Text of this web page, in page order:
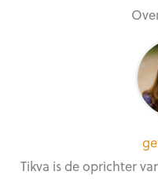
Tikva is de oprichter